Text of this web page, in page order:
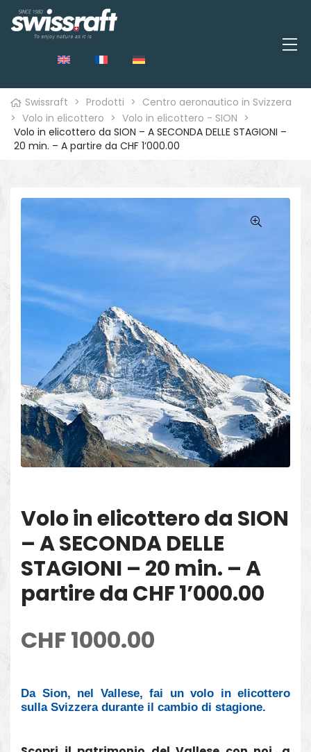
Swissraft > Prodotti > Centro aeronautico in Svizzera
> Volo in elicottero > Volo in elicottero - SION >
Volo in elicottero da SION – A SECONDA DELLE STAGIONI –
20 min. – A partire da CHF 1’000.00
Volo in elicottero da SION
– A SECONDA DELLE
STAGIONI – 20 min. – A
partire da CHF 1’000.00
CHF1000.00
Da Sion, nel Vallese, fai un volo in elicottero
sulla Svizzera durante il cambio di stagione.